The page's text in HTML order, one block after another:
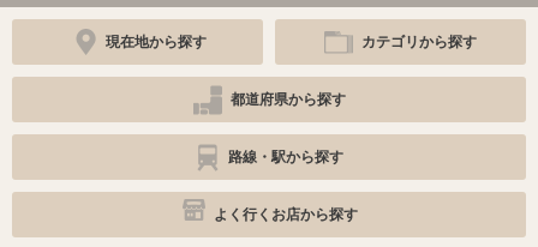
現在地から探す カテゴリから探す
都道府県から探す
路線・駅から探す
よく行くお店から探す